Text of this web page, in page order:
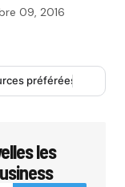
09, 2016
préférées
les